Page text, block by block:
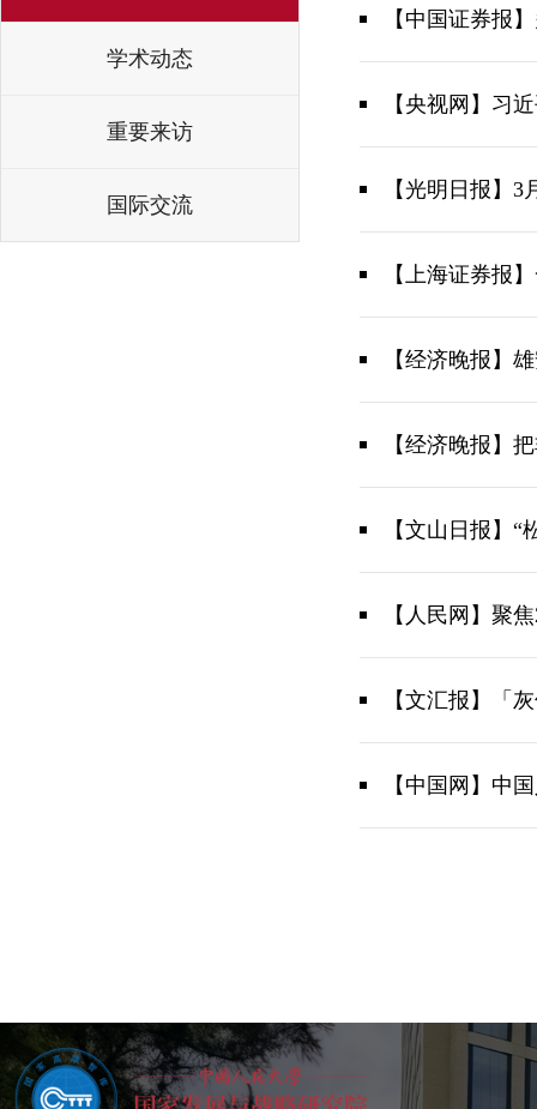
学术动态
重要来访
国际交流
【中国证券报
【央视网】习
【光明日报】3
【上海证券报
【经济晚报】
【经济晚报】
【文山日报】
【人民网】聚
【文汇报】「
【中国网】中